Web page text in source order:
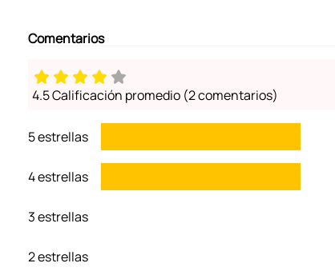
Comentarios
4.5 Calificación promedio (2 comentarios)
5 estrellas
4 estrellas
3 estrellas
2 estrellas